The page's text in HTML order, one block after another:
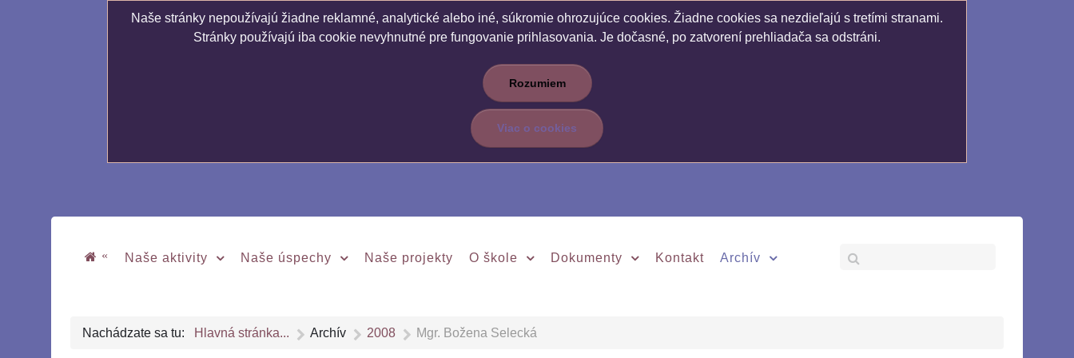
Naše stránky nepoužívajú žiadne reklamné, analytické alebo iné, súkromie ohrozujúce cookies. Žiadne cookies sa nezdieľajú s tretími stranami.
Stránky používajú iba cookie nevyhnutné pre fungovanie prihlasovania. Je dočasné, po zatvorení prehliadača sa odstráni.
Rozumiem
Viac o cookies
« Naše aktivity Naše úspechy Naše projekty O škole Dokumenty Kontakt Archív
Nachádzate sa tu: Hlavná stránka... Archív 2008 Mgr. Božena Selecká